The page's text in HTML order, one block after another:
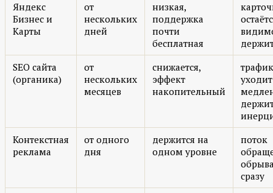
Яндекс
Бизнес и
Карты
от
нескольких
дней
низкая,
поддержка
почти
бесплатная
SEO сайта
(органика)
от
нескольких
месяцев
снижается,
эффект
накопительный
трафик
уходит
Контекстная
реклама
от одного
дня
держится на
одном уровне
поток
сразу